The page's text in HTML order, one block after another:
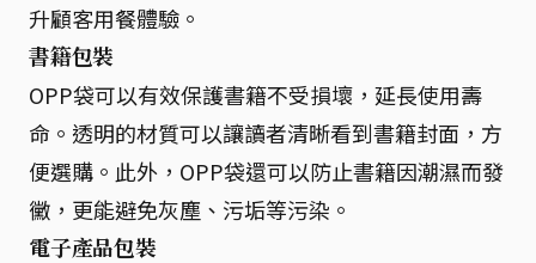
升顧客用餐體驗。
書籍包裝
OPP袋可以有效保護書籍不受損壞，延長使用壽
命。透明的材質可以讓讀者清晰看到書籍封面，方
便選購。此外，OPP袋還可以防止書籍因潮濕而發
黴，更能避免灰塵、污垢等污染。
電子產品包裝